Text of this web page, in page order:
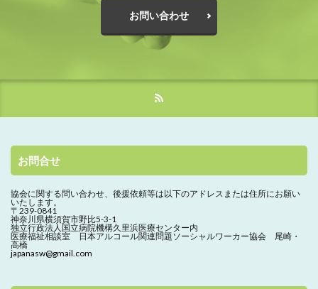
お問い合わせ
お問合せ
協会に関する問い合わせ、 後援依頼等は以下のアドレスまたは住所にお願い
いたします。
〒239-0841
神奈川県横須賀市野比5-3-1
独立行政法人国立病院機構久里浜医療センター内
医療福祉相談室 日本アルコール関連問題ソーシャルワーカー協会 尾崎・
高橋
japanasw@gmail.com